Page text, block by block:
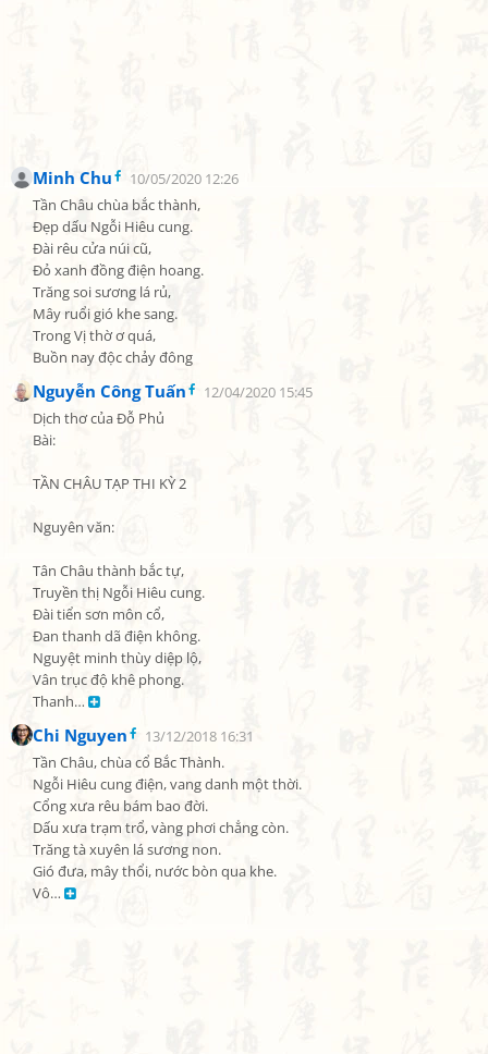
Minh Chu
10/05/2020 12:26
Tần Châu chùa bắc thành,
Đẹp dấu Ngỗi Hiêu cung.
Đài rêu cửa núi cũ,
Đỏ xanh đồng điện hoang.
Trăng soi sương lá rủ,
Mây ruổi gió khe sang.
Trong Vị thờ ơ quá,
Buồn nay độc chảy đông
Nguyễn Công Tuấn
12/04/2020 15:45
Dịch thơ của Đỗ Phủ
Bài:
TẦN CHÂU TẠP THI KỲ 2
Nguyên văn:
Tân Châu thành bắc tự,
Truyền thị Ngỗi Hiêu cung.
Đài tiển sơn môn cổ,
Đan thanh dã điện không.
Nguyệt minh thùy diệp lộ,
Vân trục độ khê phong.
Thanh…
Chi Nguyen
13/12/2018 16:31
Tần Châu, chùa cổ Bắc Thành.
Ngỗi Hiêu cung điện, vang danh một thời.
Cổng xưa rêu bám bao đời.
Dấu xưa trạm trổ, vàng phơi chẳng còn.
Trăng tà xuyên lá sương non.
Gió đưa, mây thổi, nước bòn qua khe.
Vô…